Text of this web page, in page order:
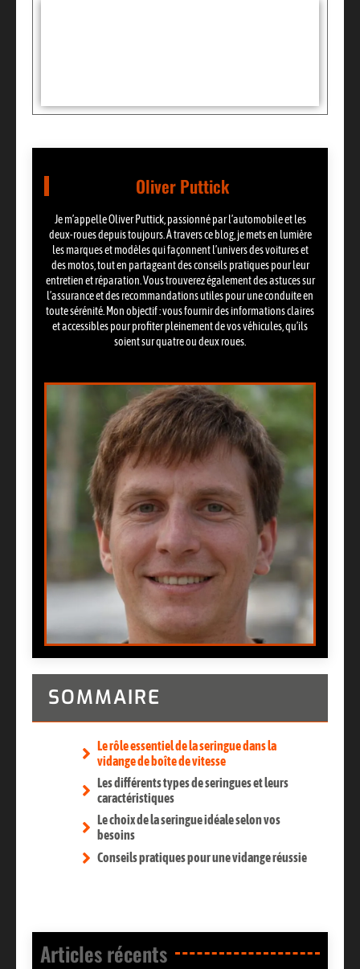
Oliver Puttick
Je m’appelle Oliver Puttick, passionné par l’automobile et les
deux-roues depuis toujours. À travers ce blog, je mets en lumière
les marques et modèles qui façonnent l’univers des voitures et
des motos, tout en partageant des conseils pratiques pour leur
entretien et réparation. Vous trouverez également des astuces sur
l’assurance et des recommandations utiles pour une conduite en
toute sérénité. Mon objectif : vous fournir des informations claires
et accessibles pour profiter pleinement de vos véhicules, qu’ils
soient sur quatre ou deux roues.
SOMMAIRE
Le rôle essentiel de la seringue dans la
vidange de boîte de vitesse
Les différents types de seringues et leurs
caractéristiques
Le choix de la seringue idéale selon vos
besoins
Conseils pratiques pour une vidange réussie
Articles récents​